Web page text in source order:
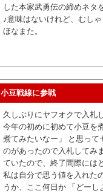
した本家武勇伝の締めネタ
♪意味はないけれど、むし
ほなまた。
小豆戦線に参戦
久しぶりにヤフオクで入札
今年の初めに初めて小豆を
煮てみたいなー」 と思っ
のがあったので入札してみ
ていたので、終了間際には
私は自分で思う値を入れた
うか、ここ何日か 「どー